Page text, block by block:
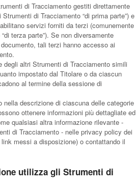
di Tracciamento gestiti direttamente
di Tracciamento “di prima parte”) e
servizi forniti da terzi (comunemente
terza parte”). Se non diversamente
tali terzi hanno accesso ai
degli altri Strumenti di Tracciamento simili
impostato dal Titolare o da ciascun
al termine della sessione di
nella descrizione di ciascuna delle categorie
ottenere informazioni più dettagliate ed
qualsiasi altra informazione rilevante -
di Tracciamento - nelle privacy policy dei
messi a disposizione) o contattando il
utilizza gli Strumenti di